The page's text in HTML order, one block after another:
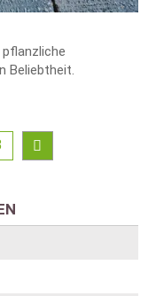
Beliebtheit.